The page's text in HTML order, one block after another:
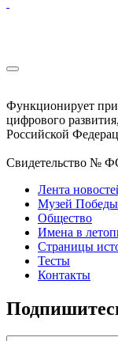
Функционирует
цифрового
Российской
Свидетельство №
Лента
Музей Победы
Общество
Имена в
Страницы
Тесты
Контакты